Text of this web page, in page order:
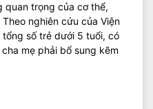
quan trọng của cơ thể,
nghiên cứu của Viện
số trẻ dưới 5 tuổi, có
mẹ phải bổ sung kẽm